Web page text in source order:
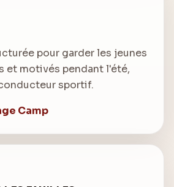
pour garder les jeunes
et motivés pendant l'été,
sportif.
Camp